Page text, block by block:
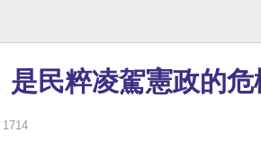
民粹凌駕憲政的危